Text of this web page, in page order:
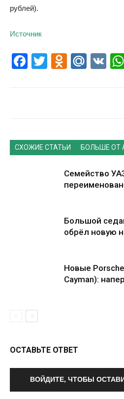
рублей).
Источник
Facebook
Twitter
СХОЖИЕ СТАТЬИ БОЛЬШЕ ОТ
Семейство
Большой
обрёл новую
Новые
Cayman):
ОСТАВЬТЕ ОТВЕТ
ВОЙДИТЕ, ЧТОБЫ